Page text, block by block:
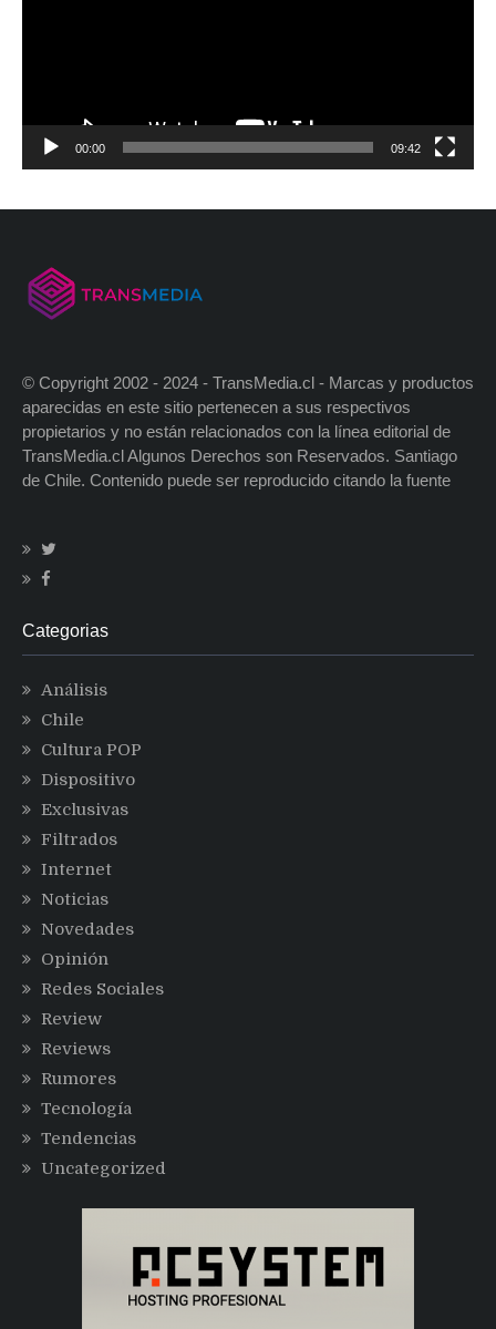
00:00 09:42
© Copyright 2002 - 2024 - TransMedia.cl - Marcas y productos
aparecidas en este sitio pertenecen a sus respectivos
propietarios y no están relacionados con la línea editorial de
TransMedia.cl Algunos Derechos son Reservados. Santiago
de Chile. Contenido puede ser reproducido citando la fuente
Categorias
Análisis
Chile
Cultura POP
Dispositivo
Exclusivas
Filtrados
Internet
Noticias
Novedades
Opinión
Redes Sociales
Review
Reviews
Rumores
Tecnología
Tendencias
Uncategorized